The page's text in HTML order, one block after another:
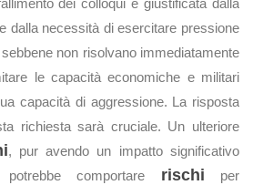
dei colloqui è giustificata dalla
dalla necessità di esercitare pressione
non risolvano immediatamente
le capacità economiche e militari
capacità di aggressione. La risposta
richiesta sarà cruciale. Un ulteriore
, pur avendo un impatto significativo
potrebbe comportare rischi per